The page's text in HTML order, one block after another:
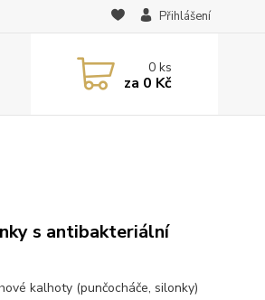
Přihlášení
0ks
za 0 Kč
s antibakteriální
kalhoty (punčocháče, silonky)